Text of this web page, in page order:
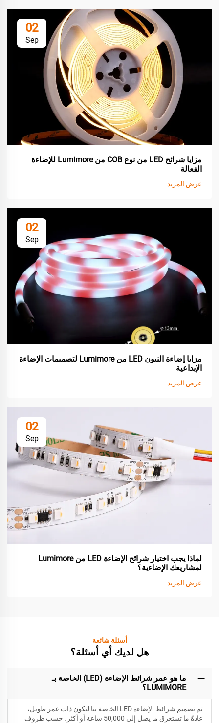
02
Sep
مزايا شرائح LED من نوع COB من Lumimore للإضاءة
الفعالة
عرض المزيد
02
Sep
مزايا إضاءة النيون LED من Lumimore لتصميمات الإضاءة
الإبداعية
عرض المزيد
02
Sep
لماذا يجب اختيار شرائح الإضاءة LED من Lumimore
لمشاريعك الإضاءية؟
عرض المزيد
أسئلة شائعة
هل لديك أي أسئلة؟
ما هو عمر شرائط الإضاءة (LED) الخاصة بـ
LUMIMORE؟
تم تصميم شرائط الإضاءة LED الخاصة بنا لتكون
ذات عمر طويل،
عادةً ما تستغرق ما يصل إلى 50,000 ساعة أو أكثر، حسب ظروف